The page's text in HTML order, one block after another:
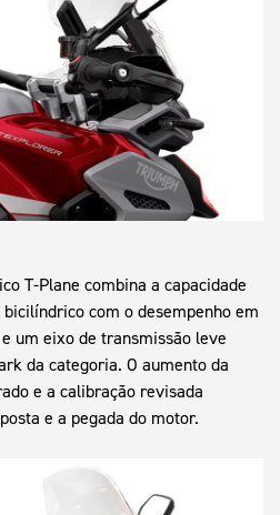
T-Plane combina a capacidade
com o desempenho em
um eixo de transmissão leve
da categoria. O aumento da
e a calibração revisada
e a pegada do motor.